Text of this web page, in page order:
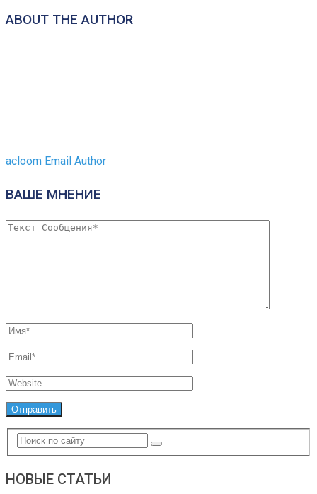
ABOUT THE AUTHOR
acloom Email Author
ВАШЕ МНЕНИЕ
НОВЫЕ СТАТЬИ